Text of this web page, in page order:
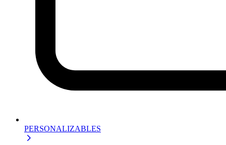
PERSONALIZABLES